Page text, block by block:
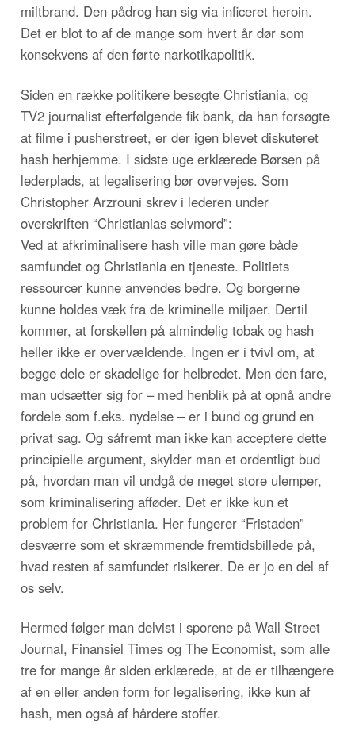
miltbrand. Den pådrog han sig via inficeret heroin.
Det er blot to af de mange som hvert år dør som
konsekvens af den førte narkotikapolitik.
Siden en række politikere besøgte Christiania, og
TV2 journalist efterfølgende fik bank, da han forsøgte
at filme i pusherstreet, er der igen blevet diskuteret
hash herhjemme. I sidste uge erklærede Børsen på
lederplads, at legalisering bør overvejes. Som
Christopher Arzrouni skrev i lederen under
overskriften “Christianias selvmord”:
Ved at afkriminalisere hash ville man gøre både
samfundet og Christiania en tjeneste. Politiets
ressourcer kunne anvendes bedre. Og borgerne
kunne holdes væk fra de kriminelle miljøer. Dertil
kommer, at forskellen på almindelig tobak og hash
heller ikke er overvældende. Ingen er i tvivl om, at
begge dele er skadelige for helbredet. Men den fare,
man udsætter sig for – med henblik på at opnå andre
fordele som f.eks. nydelse – er i bund og grund en
privat sag. Og såfremt man ikke kan acceptere dette
principielle argument, skylder man et ordentligt bud
på, hvordan man vil undgå de meget store ulemper,
som kriminalisering afføder. Det er ikke kun et
problem for Christiania. Her fungerer “Fristaden”
desværre som et skræmmende fremtidsbillede på,
hvad resten af samfundet risikerer. De er jo en del af
os selv.
Hermed følger man delvist i sporene på Wall Street
Journal, Finansiel Times og The Economist, som alle
tre for mange år siden erklærede, at de er tilhængere
af en eller anden form for legalisering, ikke kun af
hash, men også af hårdere stoffer.